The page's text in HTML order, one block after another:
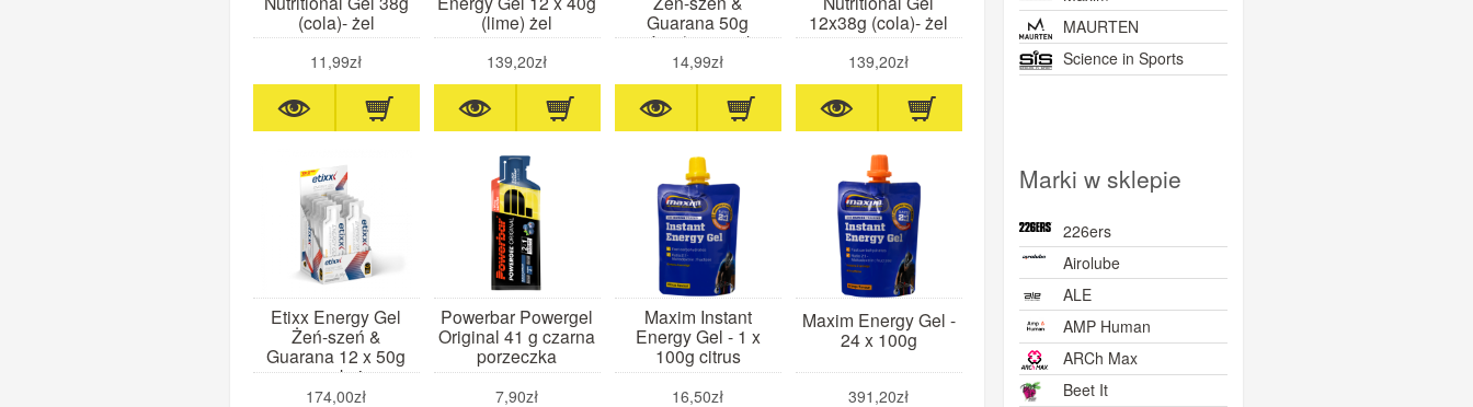
(cola)- żel
energetyczny
11,99zł
(lime) żel
energetyczny
139,20zł
Guarana 50g
wiśnia/porzeczka
14,99zł
12x38g (cola)- żel
energetyczny
139,20zł
Etixx Energy Gel
Żeń-szeń &
Guarana 12 x 50g
marakuja
174,00zł
Powerbar Powergel
Original 41 g czarna
porzeczka
7,90zł
Maxim Instant
Energy Gel - 1 x
100g citrus
16,50zł
Maxim Energy Gel -
24 x 100g
391,20zł
MAURTEN
Science in Sports
Marki w sklepie
226ers
Airolube
ALE
AMP Human
ARCh Max
Beet It